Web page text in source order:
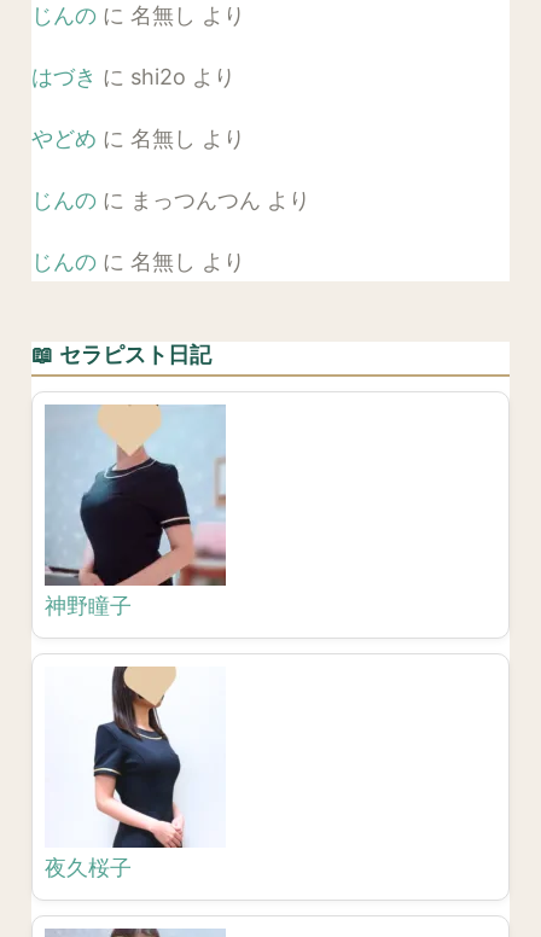
じんのに 名無し より
はづき に shi2o より
やどめ に 名無し より
じんのに まっつんつん より
じんのに 名無し より
📖 セラピスト日記
神野瞳子
夜久桜子